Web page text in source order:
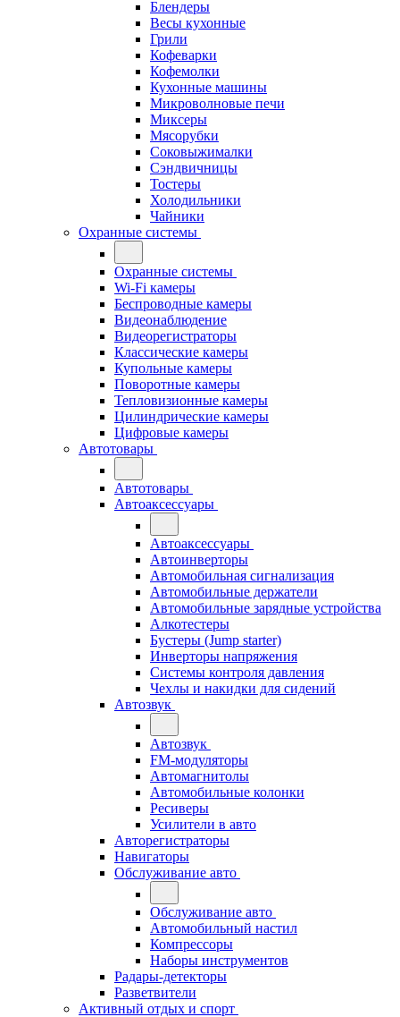
Блендеры
Весы кухонные
Грили
Кофеварки
Кофемолки
Кухонные машины
Микроволновые печи
Миксеры
Мясорубки
Соковыжималки
Сэндвичницы
Тостеры
Холодильники
Чайники
Охранные системы
Охранные системы
Wi-Fi камеры
Беспроводные камеры
Видеонаблюдение
Видеорегистраторы
Классические камеры
Купольные камеры
Поворотные камеры
Тепловизионные камеры
Цилиндрические камеры
Цифровые камеры
Автотовары
Автотовары
Автоаксессуары
Автоаксессуары
Автоинверторы
Автомобильная сигнализация
Автомобильные держатели
Автомобильные зарядные устройства
Алкотестеры
Бустеры (Jump starter)
Инверторы напряжения
Системы контроля давления
Чехлы и накидки для сидений
Автозвук
Автозвук
FM-модуляторы
Автомагнитолы
Автомобильные колонки
Ресиверы
Усилители в авто
Авторегистраторы
Навигаторы
Обслуживание авто
Обслуживание авто
Автомобильный настил
Компрессоры
Наборы инструментов
Радары-детекторы
Разветвители
Активный отдых и спорт